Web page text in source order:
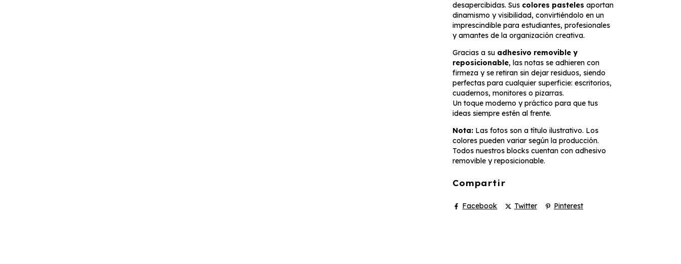
desapercibidas. Sus colores pasteles aportan
dinamismo y visibilidad, convirtiéndolo en un
imprescindible para estudiantes, profesionales
y amantes de la organización creativa.
Gracias a su adhesivo removible y
reposicionable, las notas se adhieren con
firmeza y se retiran sin dejar residuos, siendo
perfectas para cualquier superficie: escritorios,
cuadernos, monitores o pizarras.
Un toque moderno y práctico para que tus
ideas siempre estén al frente.
Nota: Las fotos son a título ilustrativo. Los
colores pueden variar según la producción.
Todos nuestros blocks cuentan con adhesivo
removible y reposicionable.
Compartir
Facebook Twitter Pinterest